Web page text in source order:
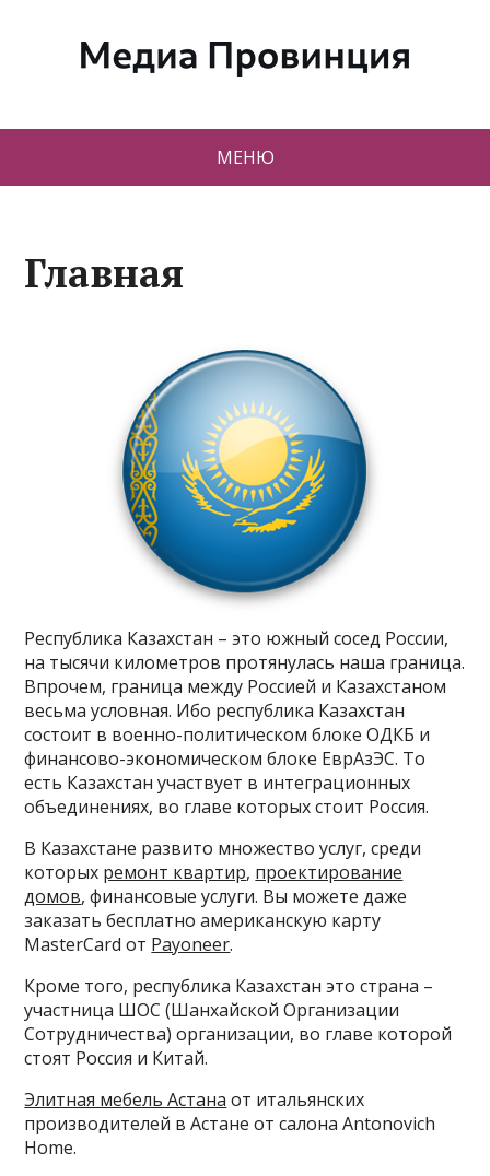
МЕНЮ
Главная
Республика Казахстан – это южный сосед России,
на тысячи километров протянулась наша граница.
Впрочем, граница между Россией и Казахстаном
весьма условная. Ибо республика Казахстан
состоит в военно-политическом блоке ОДКБ и
финансово-экономическом блоке ЕврАзЭС. То
есть Казахстан участвует в интеграционных
объединениях, во главе которых стоит Россия.
В Казахстане развито множество услуг, среди
которых ремонт квартир, проектирование
домов, финансовые услуги. Вы можете даже
заказать бесплатно американскую карту
MasterCard от Payoneer.
Кроме того, республика Казахстан это страна –
участница ШОС (Шанхайской Организации
Сотрудничества) организации, во главе которой
стоят Россия и Китай.
Элитная мебель Астана от итальянских
производителей в Астане от салона Antonovich
Home.